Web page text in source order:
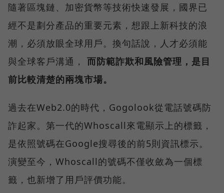
隨著區塊鏈、加密貨幣等技術快速發展，國界已
經不是劃分產品的重要元素，想跟上新科技的浪
潮，必須放眼全球用戶。換句話說，人才必須能
與全球客戶溝通， 而防範詐欺和風險管理，是目
前比較清楚的兩塊市場。
過去在Web2.0的時代，Gogolook從電話號碼防
詐起家。第一代的Whoscall來電顯示上的標籤，
是依照號碼在Google搜尋後的前5則資訊標示。
演變至今，Whoscall的號碼不僅收斂為一個標
籤，也新增了用戶評價功能。